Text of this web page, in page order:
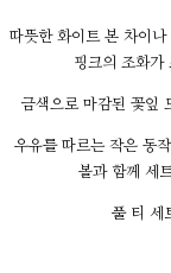
따뜻한 화이트 본 차이
핑크의 조화가
금색으로 마감된 꽃잎
우유를 따르는 작은 동
볼과 함께 세
풀 티 세